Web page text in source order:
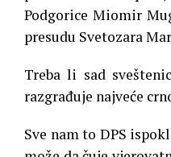
Podgorice Miomir
presudu Svetozara
Treba li sad
razgrađuje najveće
Sve nam to DPS